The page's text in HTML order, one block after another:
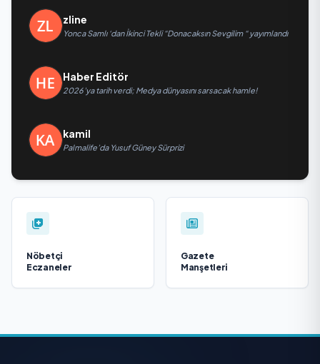
zline
Yonca Samlı ‘dan İkinci Tekli “Donacaksın Sevgilim “ yayımlandı
Haber Editör
2026’ya tarih verdi; Medya dünyasını sarsacak hamle!
kamil
Palmalife’da Yusuf Güney Sürprizi
Nöbetçi
Eczaneler
Gazete
Manşetleri